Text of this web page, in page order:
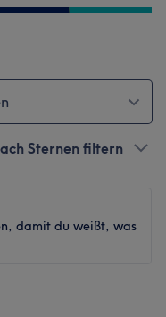
Sternen filtern
damit du weißt, was